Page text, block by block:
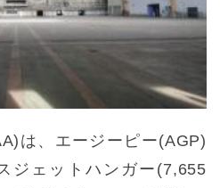
は、エージーピー(AGP)
ジェットハンガー(7,655